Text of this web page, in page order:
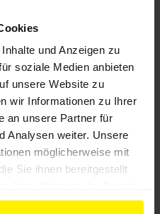
und Anzeigen zu
soziale Medien anbieten
unsere Website zu
wir Informationen zu Ihrer
an unsere Partner für
Analysen weiter. Unsere
möglicherweise mit
Sie ihnen bereitgestellt